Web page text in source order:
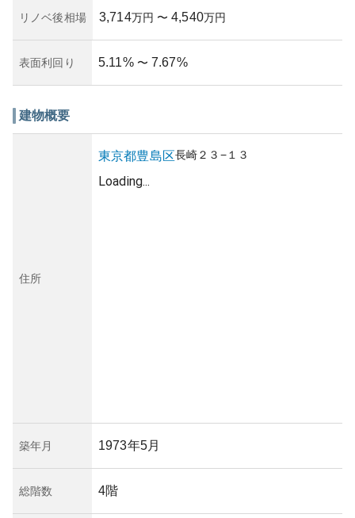
推奨されます。
リノベ後相場 3,714万円 〜 4,540万円
表面利回り 5.11% 〜 7.67%
建物概要
住所
東京都豊島区長崎２３−１３
Loading...
築年月 1973年5月
総階数 4階